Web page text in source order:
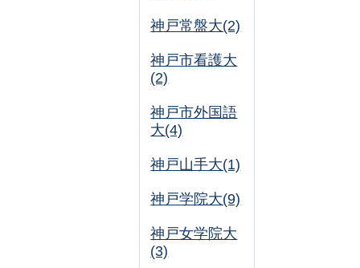
神戸常盤大(2)
神戸市看護大
(2)
神戸市外国語
大(4)
神戸山手大(1)
神戸学院大(9)
神戸女学院大
(3)